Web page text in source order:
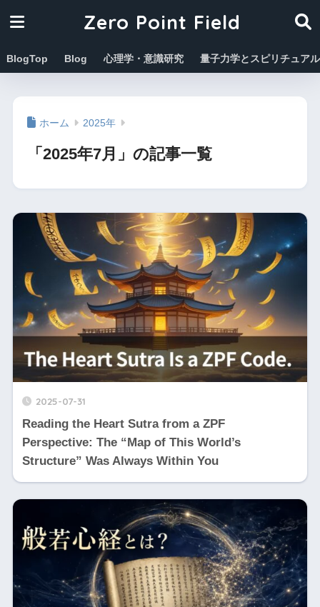
Zero Point Field
BlogTop Blog 心理学・意識研究 量子力学とスピリチュアル
ホーム 2025年
「2025年7月」の記事一覧
2025-07-31
Reading the Heart Sutra from a ZPF
Perspective: The “Map of This World’s
Structure” Was Always Within You